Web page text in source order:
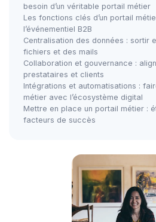
besoin d’un véritable portail métier
Les fonctions clés d’un portail
l’événementiel B2B
Centralisation des données : sortir
fichiers et des mails
Collaboration et gouvernance :
prestataires et clients
Intégrations et automatisations :
métier avec l’écosystème digital
Mettre en place un portail métier :
facteurs de succès